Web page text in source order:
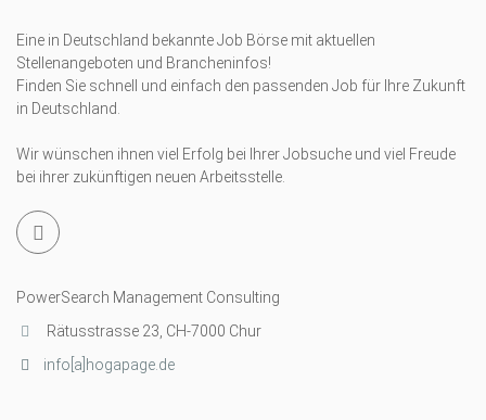
Eine in Deutschland bekannte Job Börse mit aktuellen
Stellenangeboten und Brancheninfos!
Finden Sie schnell und einfach den passenden Job für Ihre Zukunft
in Deutschland.
Wir wünschen ihnen viel Erfolg bei Ihrer Jobsuche und viel Freude
bei ihrer zukünftigen neuen Arbeitsstelle.
PowerSearch Management Consulting
Rätusstrasse 23, CH-7000 Chur
info[a]hogapage.de